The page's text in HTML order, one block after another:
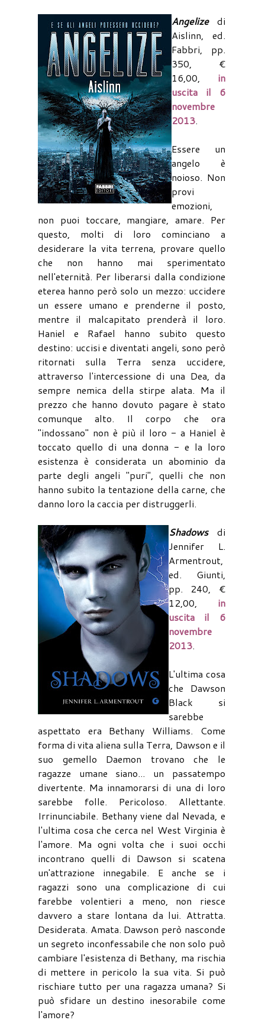
Angelize di
Aislinn, ed.
Fabbri, pp.
350, €
16,00, in
uscita il 6
novembre
2013.
Essere un
angelo è
noioso. Non
provi
emozioni,
non puoi toccare, mangiare, amare. Per
questo, molti di loro cominciano a
desiderare la vita terrena, provare quello
che non hanno mai sperimentato
nell'eternità. Per liberarsi dalla condizione
eterea hanno però solo un mezzo: uccidere
un essere umano e prenderne il posto,
mentre il malcapitato prenderà il loro.
Haniel e Rafael hanno subito questo
destino: uccisi e diventati angeli, sono però
ritornati sulla Terra senza uccidere,
attraverso l'intercessione di una Dea, da
sempre nemica della stirpe alata. Ma il
prezzo che hanno dovuto pagare è stato
comunque alto. Il corpo che ora
"indossano" non è più il loro - a Haniel è
toccato quello di una donna - e la loro
esistenza è considerata un abominio da
parte degli angeli "puri", quelli che non
hanno subito la tentazione della carne, che
danno loro la caccia per distruggerli.
Shadowsdi
Jennifer L.
Armentrout,
ed. Giunti,
pp. 240, €
12,00, in
uscita il 6
novembre
2013.
L'ultima cosa
che Dawson
Black si
sarebbe
aspettato era Bethany Williams. Come
forma di vita aliena sulla Terra, Dawson e il
suo gemello Daemon trovano che le
ragazze umane siano... un passatempo
divertente. Ma innamorarsi di una di loro
sarebbe folle. Pericoloso. Allettante.
Irrinunciabile. Bethany viene dal Nevada, e
l'ultima cosa che cerca nel West Virginia è
l'amore. Ma ogni volta che i suoi occhi
incontrano quelli di Dawson si scatena
un'attrazione innegabile. E anche se i
ragazzi sono una complicazione di cui
farebbe volentieri a meno, non riesce
davvero a stare lontana da lui. Attratta.
Desiderata. Amata. Dawson però nasconde
un segreto inconfessabile che non solo può
cambiare l'esistenza di Bethany, ma rischia
di mettere in pericolo la sua vita. Si può
rischiare tutto per una ragazza umana? Si
può sfidare un destino inesorabile come
l'amore?